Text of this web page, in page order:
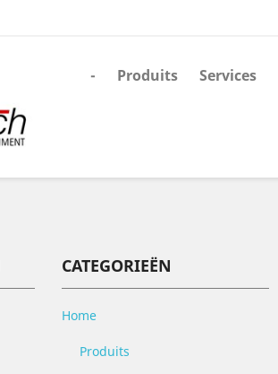
- Produits Services
CATEGORIEËN
Home
Produits